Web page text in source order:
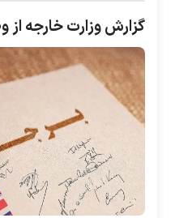
گزارش وزارت خارجه